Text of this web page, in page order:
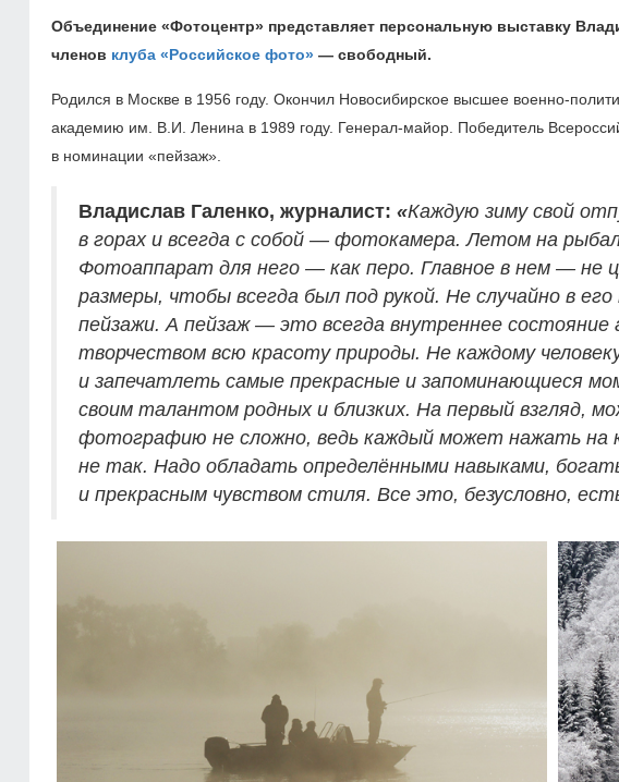
Объединение «Фотоцентр» представляет персональную выставку
членов клуба «Российское фото» — свободный.
Родился в Москве в 1956 году. Окончил Новосибирское высшее военно-
академию им. В.И. Ленина в 1989 году. Генерал-майор. Победитель
в номинации «пейзаж».
Владислав Галенко, журналист: «Каждую зиму свой
в горах и всегда с собой — фотокамера. Летом на
Фотоаппарат для него — как перо. Главное в нем — не
размеры, чтобы всегда был под рукой. Не случайно в
пейзажи. А пейзаж — это всегда внутреннее
творчеством всю красоту природы. Не каждому
и запечатлеть самые прекрасные и запоминающиеся
своим талантом родных и близких. На первый взгляд,
фотографию не сложно, ведь каждый может нажать на
не так. Надо обладать определёнными навыками,
и прекрасным чувством стиля. Все это, безусловно,